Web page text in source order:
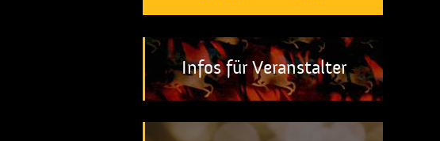
Infos für Veranstalter